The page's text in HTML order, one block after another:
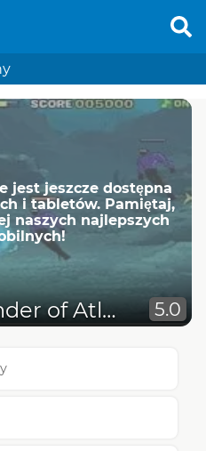
jest jeszcze dostępna
i tabletów. Pamiętaj,
naszych najlepszych
Aquaman Defender of Atlantis 5.0